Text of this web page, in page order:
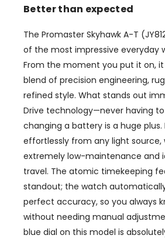
Better than expected
The Promaster Skyhawk A-T
of the most impressive everyday
From the moment you put it on,
blend of precision engineering,
refined style. What stands out
Drive technology—never having
changing a battery is a huge plus.
effortlessly from any light source,
extremely low-maintenance and
travel. The atomic timekeeping
standout; the watch
perfect accuracy, so you always
without needing manual
blue dial on this model is